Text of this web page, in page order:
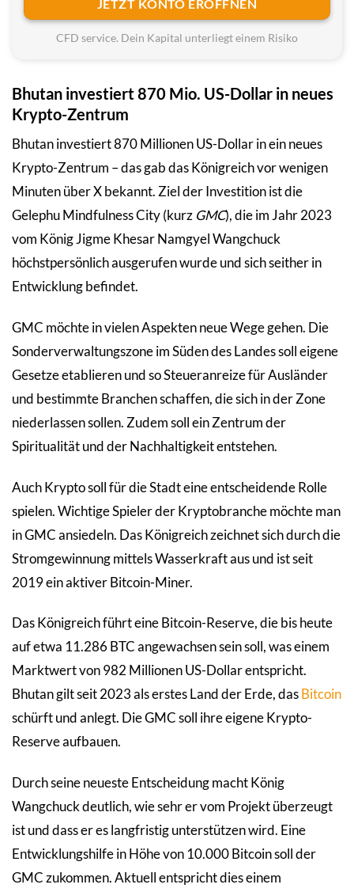
JETZT KONTO ERÖFFNEN
CFD service. Dein Kapital unterliegt einem Risiko
Bhutan investiert 870 Mio. US-Dollar in neues
Krypto-Zentrum
Bhutan investiert 870 Millionen US-Dollar in ein neues
Krypto-Zentrum – das gab das Königreich vor wenigen
Minuten über X bekannt. Ziel der Investition ist die
Gelephu Mindfulness City (kurz GMC), die im Jahr 2023
vom König Jigme Khesar Namgyel Wangchuck
höchstpersönlich ausgerufen wurde und sich seither in
Entwicklung befindet.
GMC möchte in vielen Aspekten neue Wege gehen. Die
Sonderverwaltungszone im Süden des Landes soll eigene
Gesetze etablieren und so Steueranreize für Ausländer
und bestimmte Branchen schaffen, die sich in der Zone
niederlassen sollen. Zudem soll ein Zentrum der
Spiritualität und der Nachhaltigkeit entstehen.
Auch Krypto soll für die Stadt eine entscheidende Rolle
spielen. Wichtige Spieler der Kryptobranche möchte man
in GMC ansiedeln. Das Königreich zeichnet sich durch die
Stromgewinnung mittels Wasserkraft aus und ist seit
2019 ein aktiver Bitcoin-Miner.
Das Königreich führt eine Bitcoin-Reserve, die bis heute
auf etwa 11.286 BTC angewachsen sein soll, was einem
Marktwert von 982 Millionen US-Dollar entspricht.
Bhutan gilt seit 2023 als erstes Land der Erde, dasBitcoin
schürft und anlegt. Die GMC soll ihre eigene Krypto-
Reserve aufbauen.
Durch seine neueste Entscheidung macht König
Wangchuck deutlich, wie sehr er vom Projekt überzeugt
ist und dass er es langfristig unterstützen wird. Eine
Entwicklungshilfe in Höhe von 10.000 Bitcoin soll der
GMC zukommen. Aktuell entspricht dies einem